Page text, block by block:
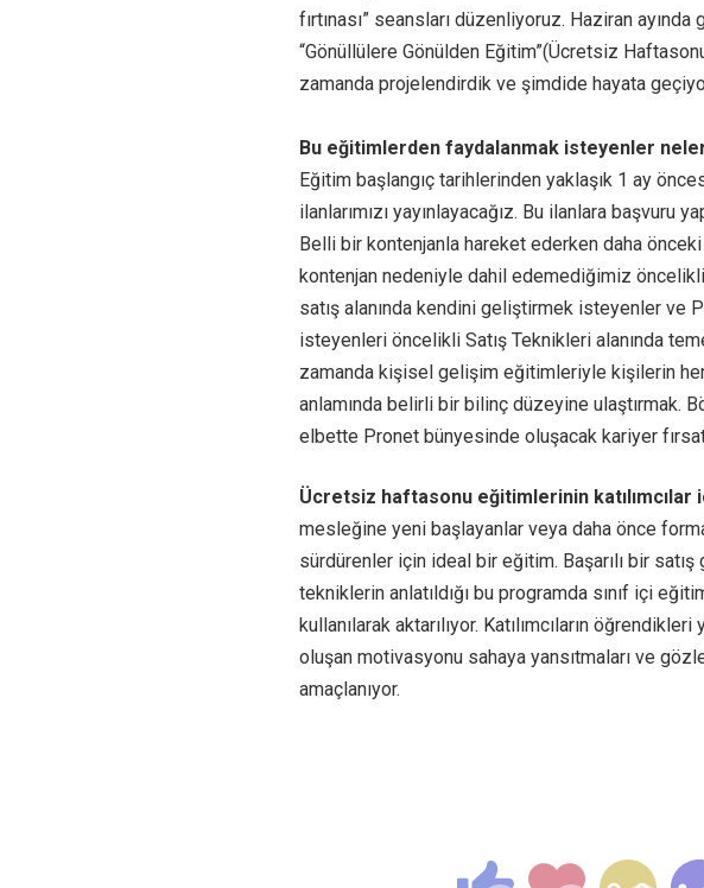
fırtınası” seansları düzenliyoruz. Haziran
“Gönüllülere Gönülden Eğitim”(Ücretsiz
zamanda projelendirdik ve şimdide hayata
Bu eğitimlerden faydalanmak isteyenler neler
Eğitim başlangıç tarihlerinden yaklaşık 1 ay
ilanlarımızı yayınlayacağız. Bu ilanlara başvuru
Belli bir kontenjanla hareket ederken daha
kontenjan nedeniyle dahil edemediğimiz
satış alanında kendini geliştirmek isteyenler ve
isteyenleri öncelikli Satış Teknikleri alanında
zamanda kişisel gelişim eğitimleriyle kişilerin
anlamında belirli bir bilinç düzeyine ulaştırmak.
elbette Pronet bünyesinde oluşacak kariyer
Ücretsiz haftasonu eğitimlerinin katılımcılar
mesleğine yeni başlayanlar veya daha önce
sürdürenler için ideal bir eğitim. Başarılı bir
tekniklerin anlatıldığı bu programda sınıf içi
kullanılarak aktarılıyor. Katılımcıların
oluşan motivasyonu sahaya yansıtmaları ve
amaçlanıyor.